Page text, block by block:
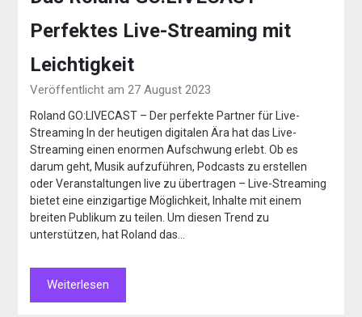
Perfektes Live-Streaming mit
Leichtigkeit
Veröffentlicht am 27 August 2023
Roland GO:LIVECAST – Der perfekte Partner für Live-
Streaming In der heutigen digitalen Ära hat das Live-
Streaming einen enormen Aufschwung erlebt. Ob es
darum geht, Musik aufzuführen, Podcasts zu erstellen
oder Veranstaltungen live zu übertragen – Live-Streaming
bietet eine einzigartige Möglichkeit, Inhalte mit einem
breiten Publikum zu teilen. Um diesen Trend zu
unterstützen, hat Roland das…
Weiterlesen